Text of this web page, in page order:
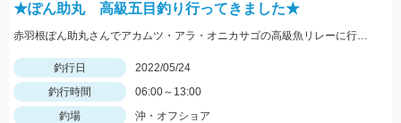
★ぽん助丸 高級五目釣り行ってきました★
赤羽根ぽん助丸さんでアカムツ・アラ・オニカサゴの高級魚リレーに行ってきました。下潮が動かず苦戦しましたがオニカサゴGETです
釣行日
2022/05/24
釣行時間
06:00～13:00
釣場
沖・オフショア